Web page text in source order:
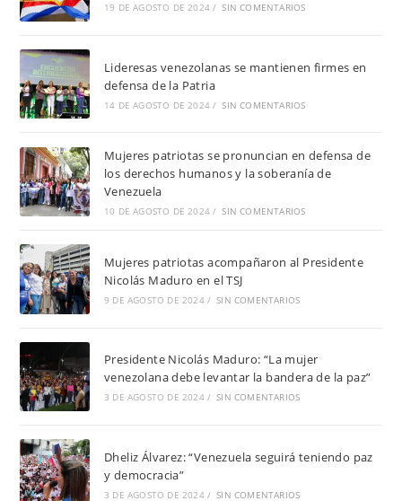
19 DE AGOSTO DE 2024 / SIN COMENTARIOS
Lideresas venezolanas se mantienen firmes en
defensa de la Patria
14 DE AGOSTO DE 2024 / SIN COMENTARIOS
Mujeres patriotas se pronuncian en defensa de
los derechos humanos y la soberanía de
Venezuela
10 DE AGOSTO DE 2024 / SIN COMENTARIOS
Mujeres patriotas acompañaron al Presidente
Nicolás Maduro en el TSJ
9 DE AGOSTO DE 2024 / SIN COMENTARIOS
Presidente Nicolás Maduro: “La mujer
venezolana debe levantar la bandera de la paz”
3 DE AGOSTO DE 2024 / SIN COMENTARIOS
Dheliz Álvarez: “Venezuela seguirá teniendo paz
y democracia”
3 DE AGOSTO DE 2024 / SIN COMENTARIOS